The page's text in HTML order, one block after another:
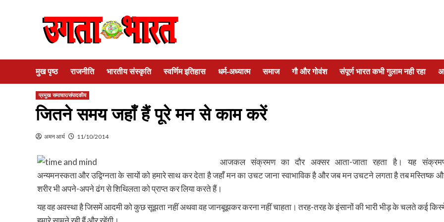
मुख पृष्ठ राजनीति भारतीय संस्कृति स्वर्णिम इतिहास धर्म-अध्यात्म समाज गौ और गोवंश संपूर्ण भारत कभी गुलाम नही रहा
प्रमुख समाचार/संपादकीय
जितने समय जहाँ हैं पूरे मन से काम करें
अमन आर्य 11/10/2014
आजकल संक्रमण का दौर अक्सर आता-जाता रहता है। यह
अन्यमनस्कता और उद्विग्नता के सायों को हमारे साथ कर देता है जहाँ मन का उचट जाना स्वाभाविक है और जब मन उचटने लगता है तब मस्तिष्क
शरीर भी अपने-अपने ढंग से शिथिलता को प्राप्त कर लिया करते हैं।
यह वह अवस्था है जिसमें आदमी को कुछ सूझता नहीं अथवा वह जानबूझकर करना नहीं चाहता। तरह-तरह के इंसानों की भारी भीड़ के चलते कई